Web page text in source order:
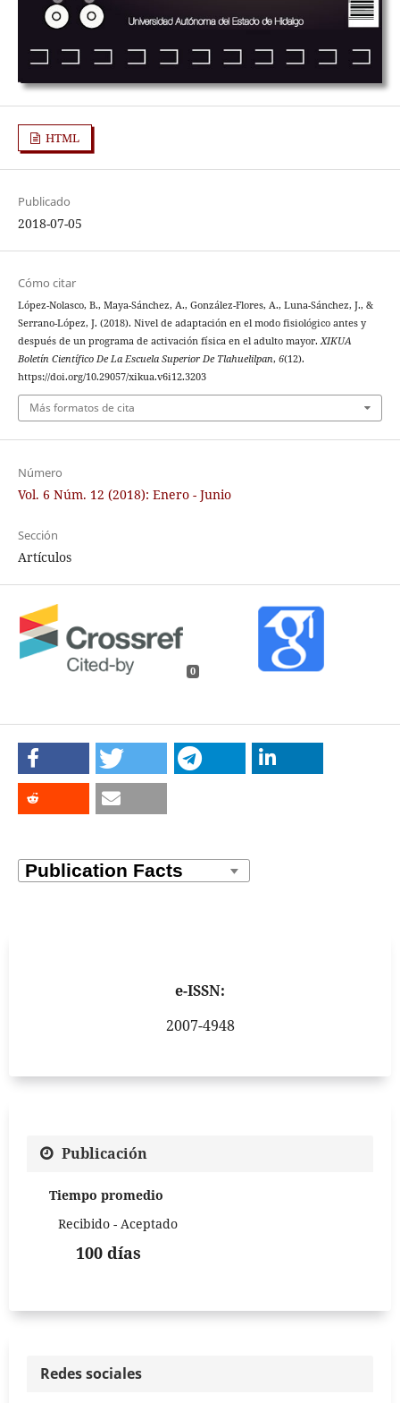
HTML
Publicado
2018-07-05
Cómo citar
López-Nolasco, B., Maya-Sánchez, A., González-Flores, A., Luna-Sánchez, J., &
Serrano-López, J. (2018). Nivel de adaptación en el modo fisiológico antes y
después de un programa de activación física en el adulto mayor.XIKUA
Boletín Científico De La Escuela Superior De Tlahuelilpan, 6(12).
https://doi.org/10.29057/xikua.v6i12.3203
Más formatos de cita
Número
Vol. 6 Núm. 12 (2018): Enero - Junio
Sección
Artículos
0
e-ISSN:
2007-4948
Publicación
Tiempo promedio
Recibido - Aceptado
100 días
Redes sociales